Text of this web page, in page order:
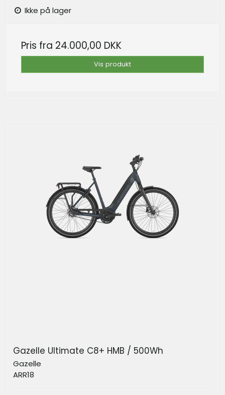
Ikke på lager
Pris fra 24.000,00 DKK
Vis produkt
Gazelle Ultimate C8+ HMB / 500Wh
Gazelle
ARR18